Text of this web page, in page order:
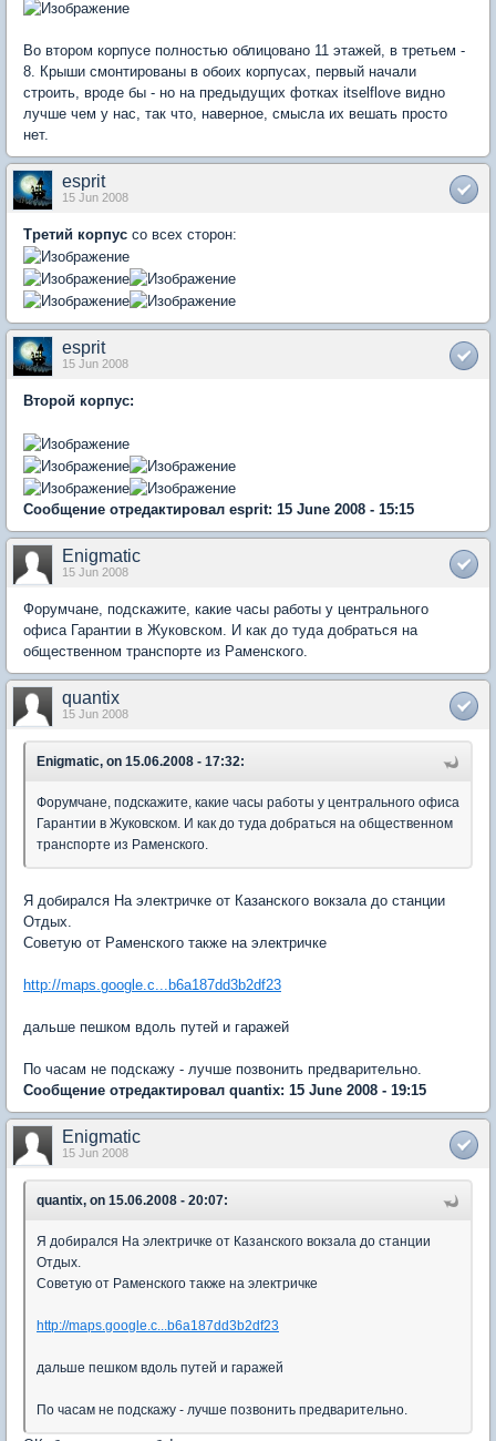
Во втором корпусе полностью облицовано 11 этажей, в третьем -
8. Крыши смонтированы в обоих корпусах, первый начали
строить, вроде бы - но на предыдущих фотках itselflove видно
лучше чем у нас, так что, наверное, смысла их вешать просто
нет.
esprit
15 Jun 2008
Третий корпус со всех сторон:
esprit
15 Jun 2008
Второй корпус:
Сообщение отредактировал esprit: 15 June 2008 - 15:15
Enigmatic
15 Jun 2008
Форумчане, подскажите, какие часы работы у центрального
офиса Гарантии в Жуковском. И как до туда добраться на
общественном транспорте из Раменского.
quantix
15 Jun 2008
Enigmatic, on 15.06.2008 - 17:32:
Форумчане, подскажите, какие часы работы у центрального офиса
Гарантии в Жуковском. И как до туда добраться на общественном
транспорте из Раменского.
Я добирался На электричке от Казанского вокзала до станции
Отдых.
Советую от Раменского также на электричке
http://maps.google.c...b6a187dd3b2df23
дальше пешком вдоль путей и гаражей
По часам не подскажу - лучше позвонить предварительно.
Сообщение отредактировал quantix: 15 June 2008 - 19:15
Enigmatic
15 Jun 2008
quantix, on 15.06.2008 - 20:07:
Я добирался На электричке от Казанского вокзала до станции
Отдых.
Советую от Раменского также на электричке
http://maps.google.c...b6a187dd3b2df23
дальше пешком вдоль путей и гаражей
По часам не подскажу - лучше позвонить предварительно.